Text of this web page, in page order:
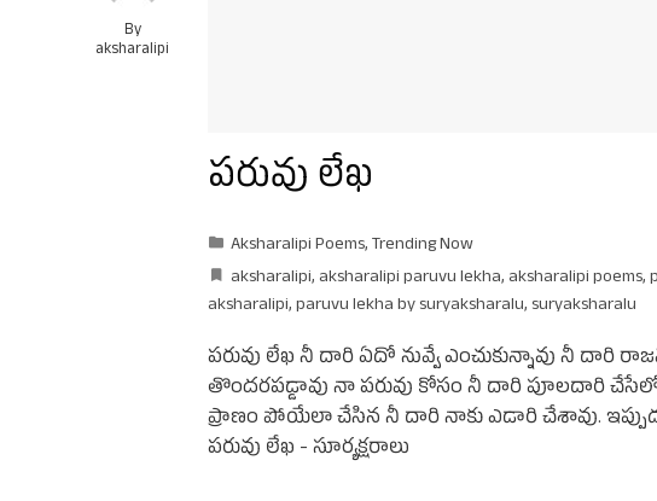
By
aksharalipi
పరువు లేఖ
Aksharalipi Poems,Trending Now
aksharalipi, aksharalipi paruvu lekha, aksharalipi poems,
aksharalipi,paruvu lekha by suryaksharalu, suryaksharalu
పరువు లేఖ నీ దారి ఏదో నువ్వే ఎంచుకున్నావు నీ దారి
తొందరపడ్డావు నా పరువు కోసం నీ దారి పూలదారి
ప్రాణం పోయేలా చేసిన నీ దారి నాకు ఎడారి చేశావు. ఇప్పుడు
పరువు లేఖ - సూర్యక్షరాలు